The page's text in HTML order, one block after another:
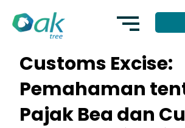
content
Customs Excise:
Pemahaman
Pajak Bea dan